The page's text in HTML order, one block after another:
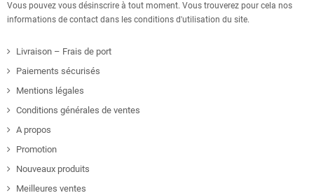
Vous pouvez vous désinscrire à tout moment. Vous trouverez pour cela nos
informations de contact dans les conditions d'utilisation du site.
Livraison – Frais de port
Paiements sécurisés
Mentions légales
Conditions générales de ventes
A propos
Promotion
Nouveaux produits
Meilleures ventes